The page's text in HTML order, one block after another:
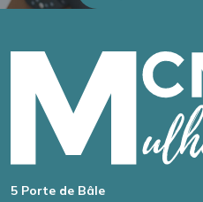
5 Porte de Bâle